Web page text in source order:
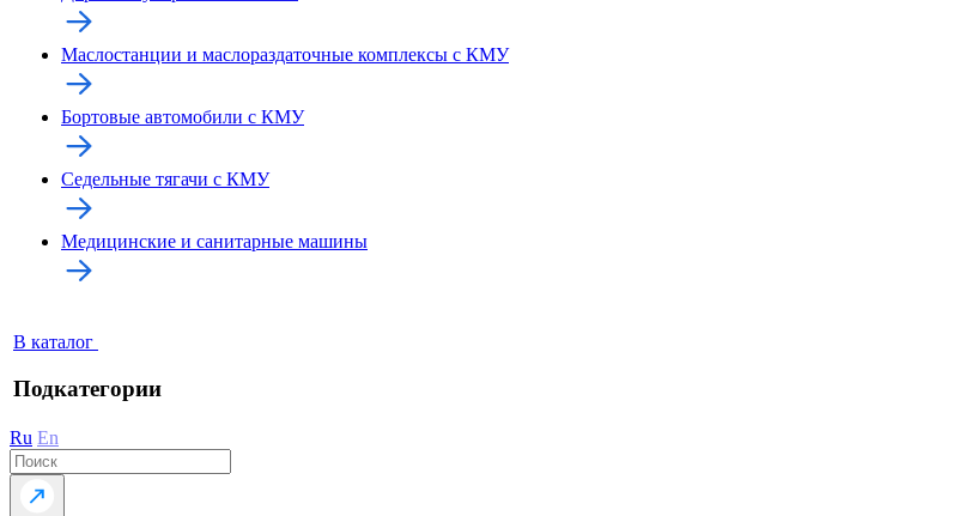
Маслостанции и маслораздаточные комплексы с КМУ
Бортовые автомобили с КМУ
Седельные тягачи с КМУ
Медицинские и санитарные машины
В каталог
Подкатегории
Ru En